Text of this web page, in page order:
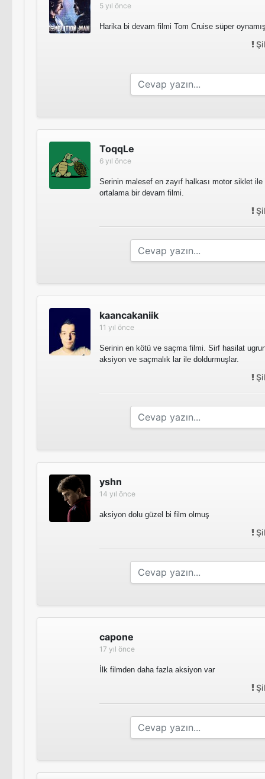
5 yıl önce
Harika bi devam filmi Tom Cruise süper
ToqqLe
6 yıl önce
Serinin malesef en zayıf halkası motor siklet
ortalama bir devam filmi.
kaancakaniik
11 yıl önce
Serinin en kötü ve saçma filmi. Sirf hasilat
aksiyon ve saçmalık lar ile doldurmuşlar.
yshn
14 yıl önce
aksiyon dolu güzel bi film olmuş
capone
17 yıl önce
İlk filmden daha fazla aksiyon var